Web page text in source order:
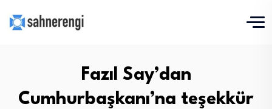
Fazıl Say’dan
Cumhurbaşkanı’na teşekkür